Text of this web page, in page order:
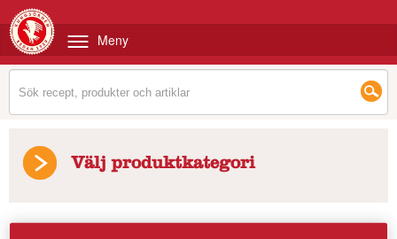
Meny
Välj produktkategori
Produkter